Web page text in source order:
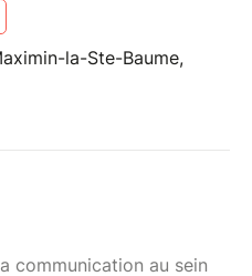
la-Ste-Baume,
communication au sein